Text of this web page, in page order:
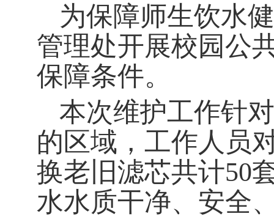
为保障师生饮水
管理处开展校园公
保障条件。
本次维护工作针
的区域 ， 工作人员
换老旧滤芯共计50
水水质干净、安全